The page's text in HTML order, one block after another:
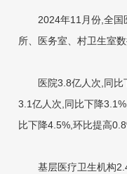
2024年11月份,全国
所、医务室、村卫生室
医院3.8亿人次,同比
3.1亿人次,同比下降
比下降4.5%,环比提高
基层医疗卫生机构2.4